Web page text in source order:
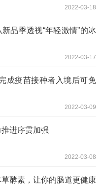
2022-03-18
品季透视“年轻激情”的冰
2022-03-17
成疫苗接种者入境后可免
2022-03-09
进序贯加强
2022-03-08
酵素，让你的肠道更健康